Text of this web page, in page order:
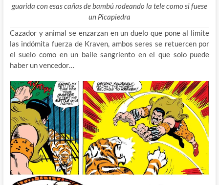
guarida con esas cañas de bambú rodeando la tele como si fuese
un Picapiedra
Cazador y animal se enzarzan en un duelo que pone al limite
las indómita fuerza de Kraven, ambos seres se retuercen por
el suelo como en un baile sangriento en el que solo puede
haber un vencedor…